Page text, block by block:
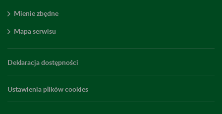
Mienie zbędne
Mapa serwisu
Deklaracja dostępności
Ustawienia plików cookies